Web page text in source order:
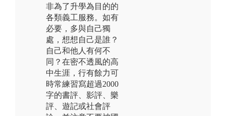
非為了升學為目的的
各類義工服務。如有
必要，多與自己獨
處，想想自己是誰？
自己和他人有何不
同？在密不透風的高
中生涯，行有餘力可
時常練習寫超過2000
字的書評、影評、樂
評、遊記或社會評